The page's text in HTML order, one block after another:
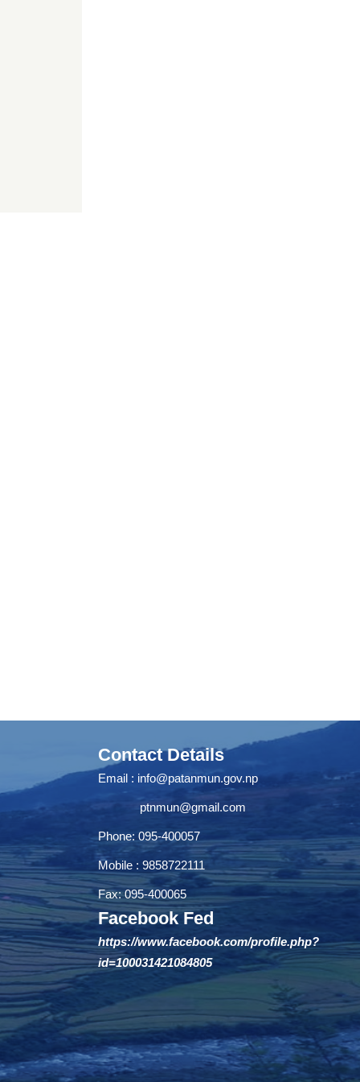
Contact Details
Email : info@patanmun.gov.np
ptnmun@gmail.com
Phone: 095-400057
Mobile : 9858722111
Fax: 095-400065
Facebook Fed
https://www.facebook.com/profile.php?
id=100031421084805